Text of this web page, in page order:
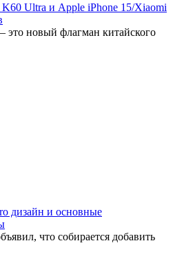
Ultra и Apple iPhone 15/Xiaomi
новый флагман китайского
дизайн и основные
что собирается добавить